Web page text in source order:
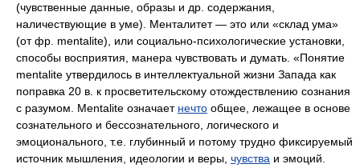
(чувственные данные, образы и др. содержания,
наличествующие в уме). Менталитет — это или «склад ума»
(от фр. mentalite), или социально-психологические установки,
способы восприятия, манера чувствовать и думать. «Понятие
mentalite утвердилось в интеллектуальной жизни Запада как
поправка 20 в. к просветительскому отождествлению сознания
с разумом. Mentalite означает нечто общее, лежащее в основе
сознательного и бессознательного, логического и
эмоционального, т.е. глубинный и потому трудно фиксируемый
источник мышления, идеологии и веры, чувства и эмоций.